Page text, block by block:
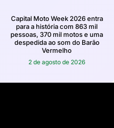
Capital Moto Week 2026 entra
para a história com 863 mil
pessoas, 370 mil motos e uma
despedida ao som do Barão
Vermelho
2 de agosto de 2026